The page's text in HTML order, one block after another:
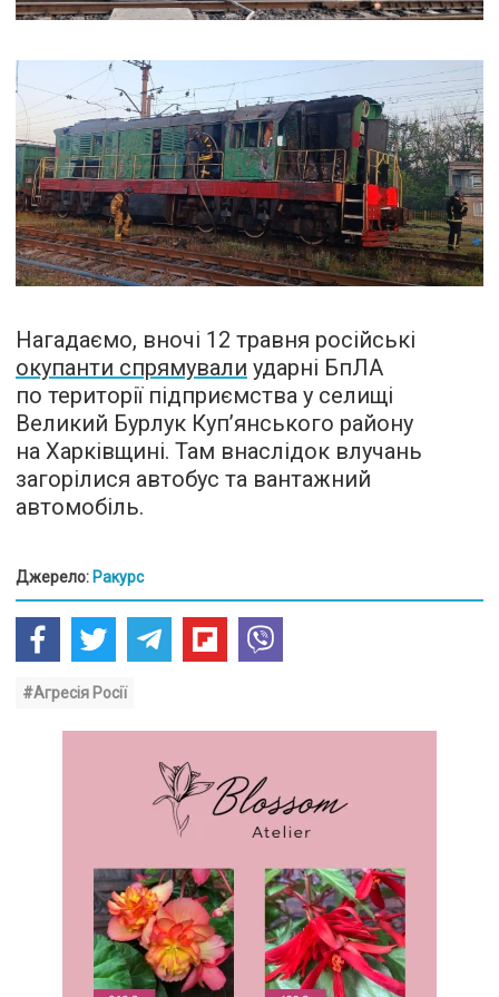
Нагадаємо, вночі 12 травня російські
окупанти спрямували ударні БпЛА
по території підприємства у селищі
Великий Бурлук Куп’янського району
на Харківщині. Там внаслідок влучань
загорілися автобус та вантажний
автомобіль.
Джерело: Ракурс
#Агресія Росії